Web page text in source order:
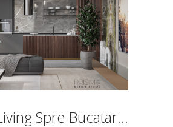
Living Spre Bucatarie